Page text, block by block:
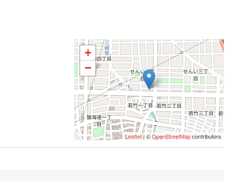
+
−
Leaflet| ©OpenStreetMapcontributors